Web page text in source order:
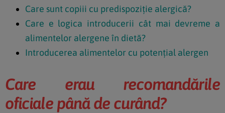
Care sunt copiii cu predispoziție alergică?
Care e logica introducerii cât mai devreme a
alimentelor alergene în dietă?
Introducerea alimentelor cu potențial alergen
Care erau recomandările
oficiale până de curând?